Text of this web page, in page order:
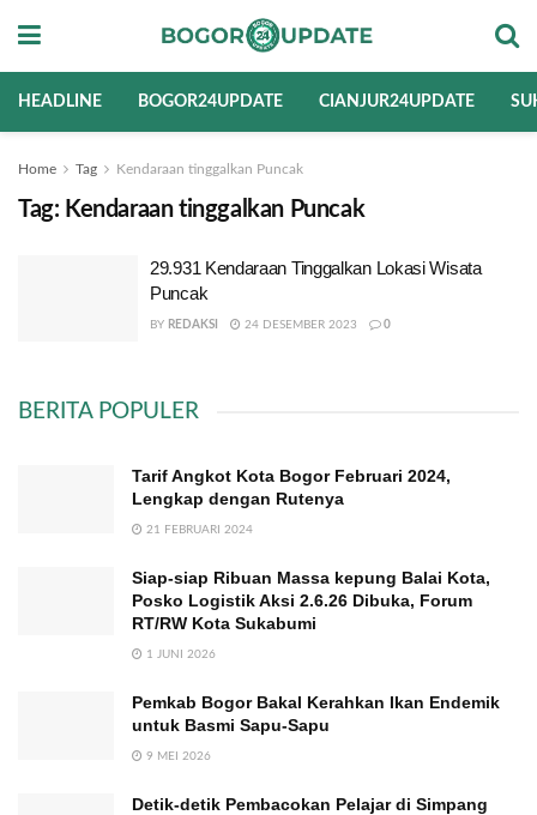
HEADLINE BOGOR24UPDATE CIANJUR24UPDATE
Home Tag Kendaraan tinggalkan Puncak
Tag: Kendaraan tinggalkan Puncak
29.931 Kendaraan Tinggalkan Lokasi Wisata
Puncak
BY REDAKSI 24 DESEMBER 2023 0
BERITA POPULER
Tarif Angkot Kota Bogor Februari 2024,
Lengkap dengan Rutenya
21 FEBRUARI 2024
Siap-siap Ribuan Massa kepung Balai Kota,
Posko Logistik Aksi 2.6.26 Dibuka, Forum
RT/RW Kota Sukabumi
1 JUNI 2026
Pemkab Bogor Bakal Kerahkan Ikan Endemik
untuk Basmi Sapu-Sapu
9 MEI 2026
Detik-detik Pembacokan Pelajar di Simpang